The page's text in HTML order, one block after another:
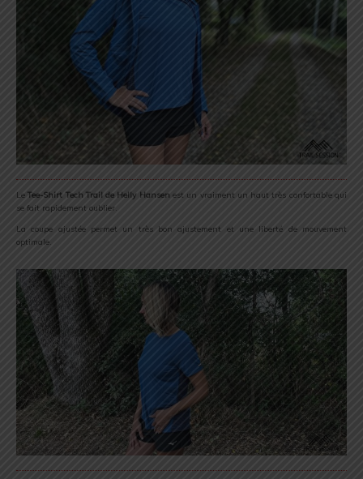
LeTee-Shirt Tech Trail de Helly Hansenest un vraiment un haut très confortable qui
se fait rapidement oublier.
La coupe ajustée permet un très bon ajustement et une liberté de mouvement
optimale.